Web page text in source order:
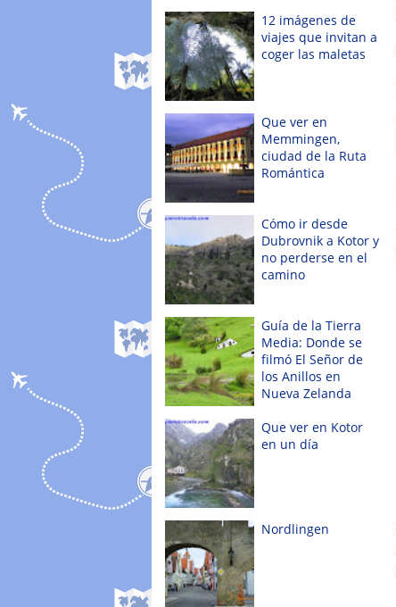
12 imágenes de
viajes que invitan a
coger las maletas
Que ver en
Memmingen,
ciudad de la Ruta
Romántica
Cómo ir desde
Dubrovnik a Kotor y
no perderse en el
camino
Guía de la Tierra
Media: Donde se
filmó El Señor de
los Anillos en
Nueva Zelanda
Que ver en Kotor
en un día
Nordlingen